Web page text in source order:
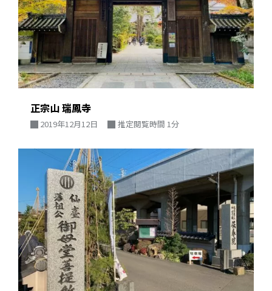
正宗山 瑞鳳寺
2019年12月12日 推定閲覧時間 1分